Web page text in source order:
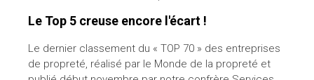
Le Top 5 creuse encore l'écart !
Le dernier classement du « TOP 70 » des entreprises
de propreté, réalisé par le Monde de la propreté et